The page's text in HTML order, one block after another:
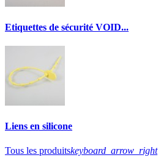
Etiquettes de sécurité VOID...
Liens en silicone
Tous les produitskeyboard_arrow_right